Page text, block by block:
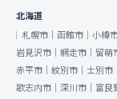
北海道
札幌市｜ 函館市｜ 小樽市
岩見沢市｜ 網走市｜ 留萌
赤平市｜ 紋別市｜ 士別市｜
歌志内市｜ 深川市｜ 富良